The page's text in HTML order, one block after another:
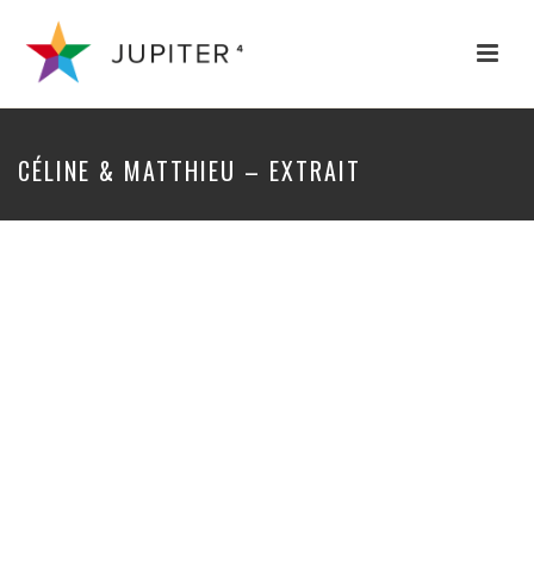
CÉLINE & MATTHIEU – EXTRAIT